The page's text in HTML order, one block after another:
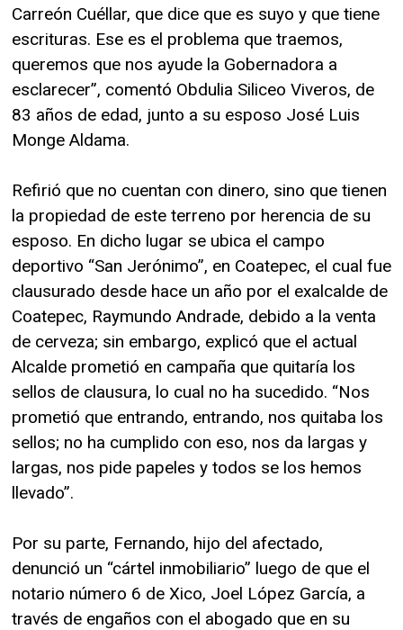
Carreón Cuéllar, que dice que es suyo y que tiene
escrituras. Ese es el problema que traemos,
queremos que nos ayude la Gobernadora a
esclarecer”, comentó Obdulia Siliceo Viveros, de
83 años de edad, junto a su esposo José Luis
Monge Aldama.
Refirió que no cuentan con dinero, sino que tienen
la propiedad de este terreno por herencia de su
esposo. En dicho lugar se ubica el campo
deportivo “San Jerónimo”, en Coatepec, el cual fue
clausurado desde hace un año por el exalcalde de
Coatepec, Raymundo Andrade, debido a la venta
de cerveza; sin embargo, explicó que el actual
Alcalde prometió en campaña que quitaría los
sellos de clausura, lo cual no ha sucedido. “Nos
prometió que entrando, entrando, nos quitaba los
sellos; no ha cumplido con eso, nos da largas y
largas, nos pide papeles y todos se los hemos
llevado”.
Por su parte, Fernando, hijo del afectado,
denunció un “cártel inmobiliario” luego de que el
notario número 6 de Xico, Joel López García, a
través de engaños con el abogado que en su